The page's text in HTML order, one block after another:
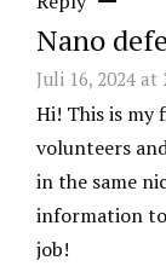
Nano
Juli 16, 2024 at
Hi! This is my
volunteers
in the same
information to
job!